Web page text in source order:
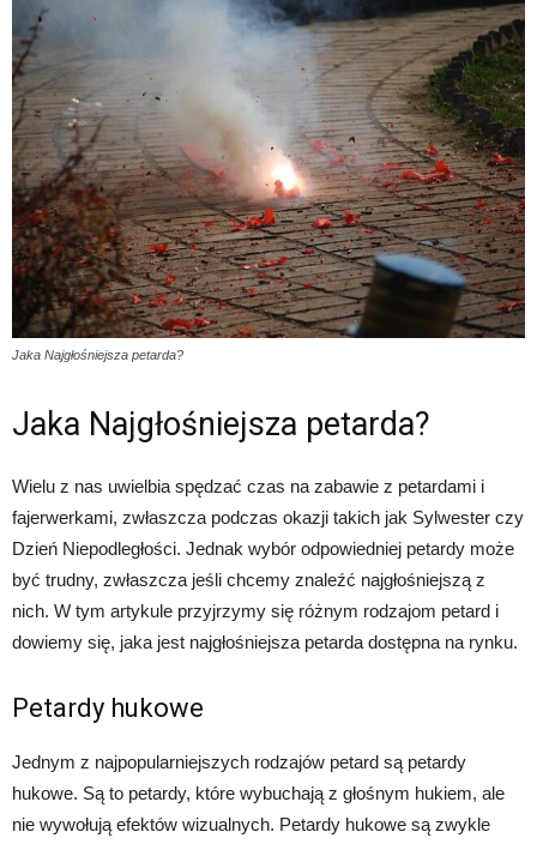
Jaka Najgłośniejsza petarda?
Jaka Najgłośniejsza petarda?
Wielu z nas uwielbia spędzać czas na zabawie z petardami i
fajerwerkami, zwłaszcza podczas okazji takich jak Sylwester czy
Dzień Niepodległości. Jednak wybór odpowiedniej petardy może
być trudny, zwłaszcza jeśli chcemy znaleźć najgłośniejszą z
nich. W tym artykule przyjrzymy się różnym rodzajom petard i
dowiemy się, jaka jest najgłośniejsza petarda dostępna na rynku.
Petardy hukowe
Jednym z najpopularniejszych rodzajów petard są petardy
hukowe. Są to petardy, które wybuchają z głośnym hukiem, ale
nie wywołują efektów wizualnych. Petardy hukowe są zwykle